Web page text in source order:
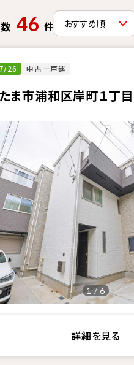
46 件
26 中古一戸建
ま市浦和区岸町１丁目
1 / 6
詳細を見る